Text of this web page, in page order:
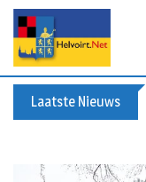
Laatste Nieuws